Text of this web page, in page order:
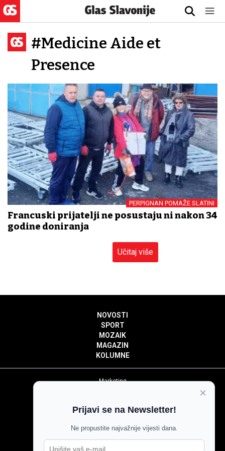
#Medicine Aide et
Presence
PERPIGNAN POMAŽE SLATINI
Francuski prijatelji ne posustaju ni nakon 34
godine doniranja
Učitaj više
NOVOSTI
SPORT
MOZAIK
MAGAZIN
KOLUMNE
Marketing
Impressum
Pravila komentiranja
Agroglas
×
Prijavi se na Newsletter!
Ne propustite najvažnije vijesti dana.